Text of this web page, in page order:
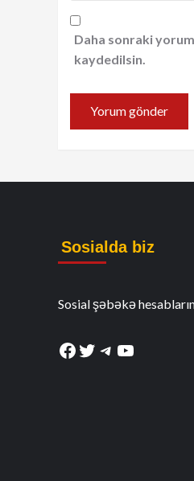
Daha sonraki
kaydedilsin.
Sosialda biz
Sosial şəbəkə
Facebook
Twitter
Telegram
YouTube